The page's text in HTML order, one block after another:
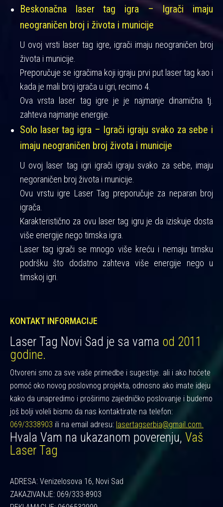
Beskonačna laser tag igra – Igrači imaju
neograničen broj i života i municije
U ovoj vrsti laser tag igre, igrači imaju neograničen broj
života i municije.
Preporučuje se igračima koji igraju prvi put laser tag kao i
kada je mali broj igrača u igri, recimo 4.
Ova vrsta laser tag igre je je najmanje dinamična tj.
zahteva najmanje energije.
Solo laser tag igra – Igrači igraju svako za sebe i
imaju neograničen broj života i municije
U ovoj laser tag igri igrači igraju svako za sebe, imaju
negoraničen broj života i municije.
Ovu vrstu igre Laser Tag preporučuje za neparan broj
igrača.
Karakteristično za ovu laser tag igru je da iziskuje dosta
više energije nego timska igra.
Laser tag igrači se mnogo više kreću i nemaju timsku
podršku što dodatno zahteva više energije nego u
timskoj igri.
KONTAKT INFORMACIJE
Laser Tag Novi Sad je sa vama od 2011
godine.
Otvoreni smo za sve vaše primedbe i sugestije. ali i ako hoćete
pomoć oko novog poslovnog projekta, odnosno ako imate ideju
kako da unapredimo i proširimo zajedničko poslovanje i budemo
još bolji voleli bismo da nas kontaktirate na telefon:
069/3338903 ili na email adresu: lasertagserbia@gmail.com.
Hvala Vam na ukazanom poverenju, Vaš
Laser Tag
ADRESA: Venizelosova 16, Novi Sad
ZAKAZIVANJE: 069/333-8903